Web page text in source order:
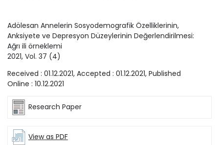
Adölesan Annelerin Sosyodemografik Özelliklerinin,
Anksiyete ve Depresyon Düzeylerinin Değerlendirilmesi:
Ağrı ili örneklemi
2021, Vol. 37 (4)
Received : 01.12.2021, Accepted : 01.12.2021, Published
Online : 10.12.2021
Research Paper
View as PDF